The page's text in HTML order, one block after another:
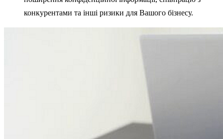
конкурентами та інші ризики для Вашого бізнесу.